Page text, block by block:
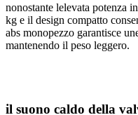
nonostante lelevata potenza
kg e il design compatto
abs monopezzo garantisce
mantenendo il peso leggero.
il suono caldo della